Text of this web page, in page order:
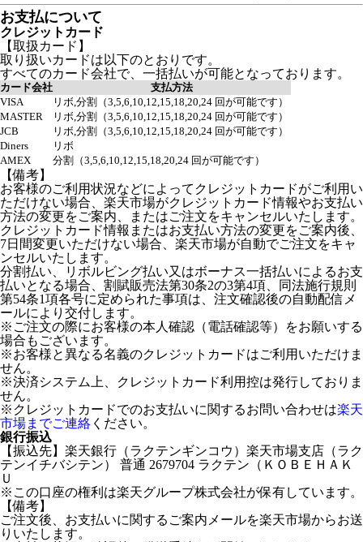
お支払について
クレジットカード
【取扱カード】
取り扱いカードは以下のとおりです。
すべてのカード会社で、一括払いが可能となっております。
カード会社
支払方法
VISA
リボ,分割（3,5,6,10,12,15,18,20,24 回が可能です）
MASTER
リボ,分割（3,5,6,10,12,15,18,20,24 回が可能です）
JCB
リボ,分割（3,5,6,10,12,15,18,20,24 回が可能です）
Diners
リボ
AMEX
分割（3,5,6,10,12,15,18,20,24 回が可能です）
【備考】
お客様のご利用状況などによってクレジットカードがご利用い
ただけない場合、楽天市場がクレジットカード情報やお支払い
方法の変更をご案内、またはご注文をキャンセルいたします。
クレジットカード情報またはお支払い方法の変更をご案内後、
7日間変更いただけない場合、楽天市場が自動でご注文をキャ
ンセルいたします。
分割払い、リボルビング払い又はボーナス一括払いによるお支
払いとなる場合、割賦販売法第30条2の3第4項、同法施行規則
第54条1項各号に定められた事項は、注文確認後の自動配信メ
ールにより交付します。
※ご注文の際にお客様の本人確認（電話確認等）をお願いする
場合もございます。
※お客様と異なる名義のクレジットカードはご利用いただけま
せん。
※決済システム上、クレジットカード利用控は発行しておりま
せん。
※クレジットカードでのお支払いに関するお問い合わせは楽天
市場までご連絡 ください。
銀行振込
【振込先】楽天銀行（ラクテンギンコウ）楽天市場支店（ラク
テンイチバシテン） 普通 2679704 ラクテン（ＫＯＢＥＨＡＫ
Ｕ
※この口座の権利は楽天グループ株式会社が保有しています。
【備考】
ご注文後、お支払いに関するご案内メールを楽天市場からお送
りいたします。